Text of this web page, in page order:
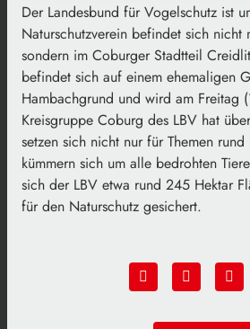
Der Landesbund für Vogelschutz ist
Naturschutzverein befindet sich nicht
sondern im Coburger Stadtteil
befindet sich auf einem ehemaligen
Hambachgrund und wird am Freitag
Kreisgruppe Coburg des LBV hat
setzen sich nicht nur für Themen
kümmern sich um alle bedrohten
sich der LBV etwa rund 245 Hektar
für den Naturschutz gesichert.